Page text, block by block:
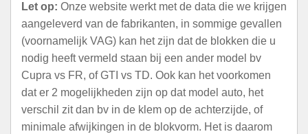
Let op: Onze website werkt met de data die we krijgen
aangeleverd van de fabrikanten, in sommige gevallen
(voornamelijk VAG) kan het zijn dat de blokken die u
nodig heeft vermeld staan bij een ander model bv
Cupra vs FR, of GTI vs TD. Ook kan het voorkomen
dat er 2 mogelijkheden zijn op dat model auto, het
verschil zit dan bv in de klem op de achterzijde, of
minimale afwijkingen in de blokvorm. Het is daarom